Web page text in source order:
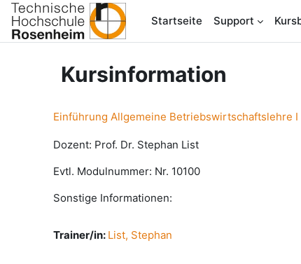
Zum Hauptinhalt
Startseite
Support
Kursinformation
Einführung Allgemeine Betriebswirtschaftslehre I
Dozent: Prof. Dr. Stephan List
Evtl. Modulnummer: Nr. 10100
Sonstige Informationen:
Trainer/in: List, Stephan